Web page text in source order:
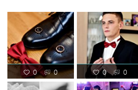
0 0 0 0